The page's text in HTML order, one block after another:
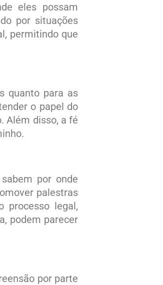
eles possam
por situações
permitindo que
quanto para as
o papel do
Além disso, a fé
por onde
palestras
processo legal,
podem parecer
por parte